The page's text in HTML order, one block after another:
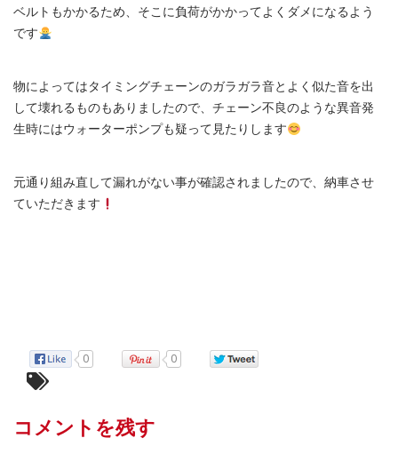
ベルトもかかるため、そこに負荷がかかってよくダメになるよう
です
物によってはタイミングチェーンのガラガラ音とよく似た音を出
して壊れるものもありましたので、チェーン不良のような異音発
生時にはウォーターポンプも疑って見たりします
元通り組み直して漏れがない事が確認されましたので、納車させ
ていただきます
0 0
コメントを残す